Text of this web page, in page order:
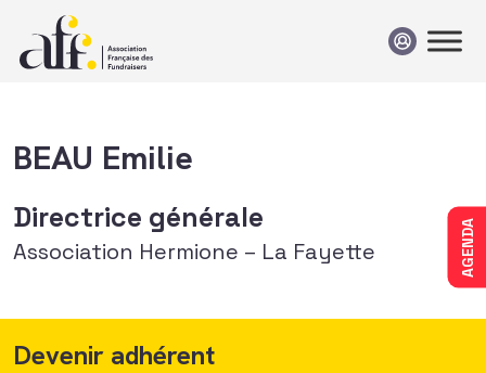
AGENDA
BEAU Emilie
Directrice générale
Association Hermione – La Fayette
Devenir adhérent